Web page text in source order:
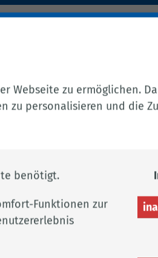
ANFAHRT AUFGABEN- &
Frau
Tel.:
Fax:
Webseite zu ermöglichen.
zu personalisieren und die
benötigt.
Funktionen zur